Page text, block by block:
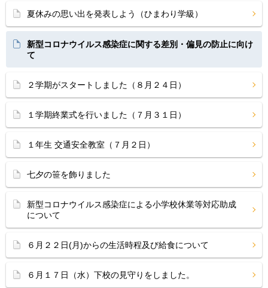
夏休みの思い出を発表しよう（ひまわり学級）
新型コロナウイルス感染症に関する差別・偏見の防止に向け
て
２学期がスタートしました（８月２４日）
１学期終業式を行いました（７月３１日）
１年生 交通安全教室（７月２日）
七夕の笹を飾りました
新型コロナウイルス感染症による小学校休業等対応助成
について
６月２２日(月)からの生活時程及び給食について
６月１７日（水）下校の見守りをしました。